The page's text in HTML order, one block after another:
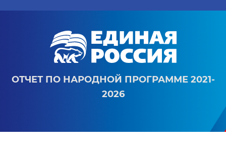
ОТЧЕТ ПО НАРОДНОЙ ПРОГРАММЕ 2021-
2026